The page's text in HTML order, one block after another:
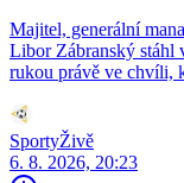
Majitel, generální
Libor Zábranský stáhl
rukou právě ve chvíli,
SportyŽivě
6. 8. 2026, 20:23